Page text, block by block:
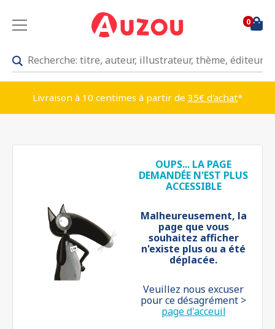
0
Livraison à 10 centimes à partir de 35€ d'achat*
OUPS... LA PAGE
DEMANDÉE N'EST PLUS
ACCESSIBLE
Malheureusement, la
page que vous
souhaitez afficher
n'existe plus ou a été
déplacée.
Veuillez nous excuser
pour ce désagrément >
page d'acceuil